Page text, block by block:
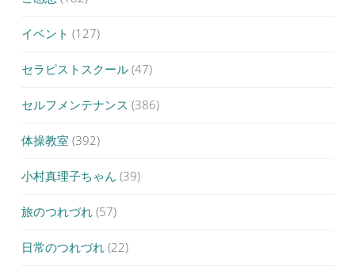
イベント (127)
セラピストスクール (47)
セルフメンテナンス (386)
体操教室 (392)
小村真理子ちゃん (39)
旅のつれづれ (57)
日常のつれづれ (22)